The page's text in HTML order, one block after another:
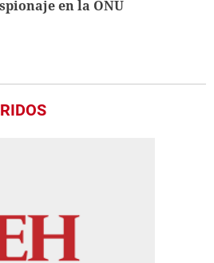
en la ONU